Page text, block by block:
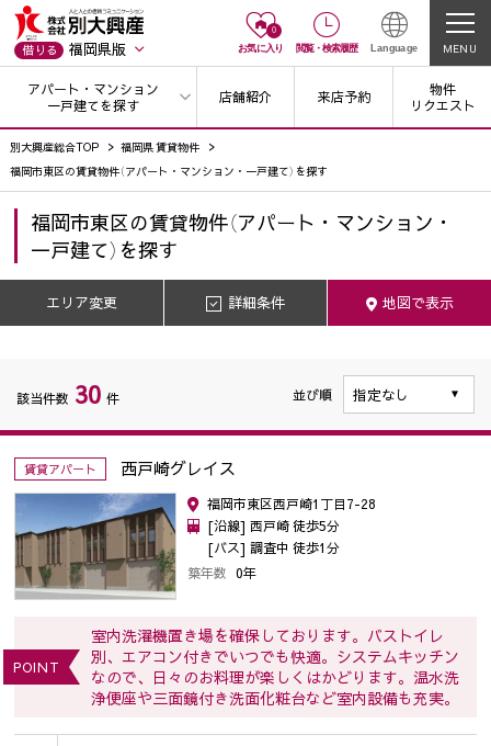
借りる 福岡県版
0
お気に入り 閲覧・ 検索履歴 Language MENU
アパート・マンション
一戸建てを探す
店舗紹介 来店予約
物件
リクエスト
別大興産総合TOP
福岡県 賃貸物件
福岡市東区の賃貸物件（アパート・マンション・一戸建て）を探す
エリア変更 詳細条件 地図で表示
福岡市東区の賃貸物件（アパート・マンション・
一戸建て）を探す
該当件数 30 件 並び順
賃貸アパート 西戸崎グレイス
福岡市東区西戸崎1丁目7-28
[沿線] 西戸崎 徒歩5分
[バス] 調査中 徒歩1分
築年数 0年
POINT
室内洗濯機置き場を確保しております。バストイレ
別、エアコン付きでいつでも快適。システムキッチン
なので、日々のお料理が楽しくはかどります。温水洗
浄便座や三面鏡付き洗面化粧台など室内設備も充実。